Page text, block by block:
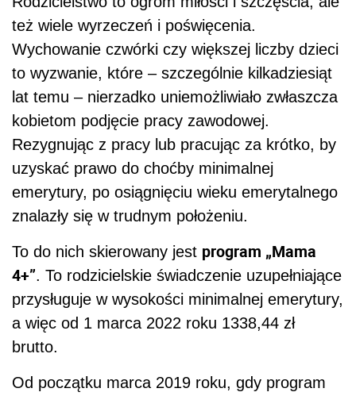
też wiele wyrzeczeń i poświęcenia.
Wychowanie czwórki czy większej liczby dzieci
to wyzwanie, które – szczególnie kilkadziesiąt
lat temu – nierzadko uniemożliwiało zwłaszcza
kobietom podjęcie pracy zawodowej.
Rezygnując z pracy lub pracując za krótko, by
uzyskać prawo do choćby minimalnej
emerytury, po osiągnięciu wieku emerytalnego
znalazły się w trudnym położeniu.
To do nich skierowany jest program „Mama
4+”. To rodzicielskie świadczenie uzupełniające
przysługuje w wysokości minimalnej emerytury,
a więc od 1 marca 2022 roku 1338,44 zł
brutto.
Od początku marca 2019 roku, gdy program